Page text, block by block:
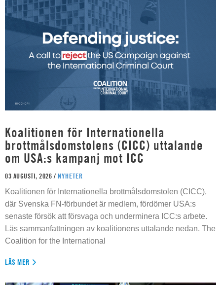
Koalitionen för Internationella
brottmålsdomstolens (CICC) uttalande
om USA:s kampanj mot ICC
03 AUGUSTI, 2026 / NYHETER
Koalitionen för Internationella brottmålsdomstolen (CICC),
där Svenska FN-förbundet är medlem, fördömer USA:s
senaste försök att försvaga och underminera ICC:s arbete.
Läs sammanfattningen av koalitionens uttalande nedan. The
Coalition for the International
LÄS MER